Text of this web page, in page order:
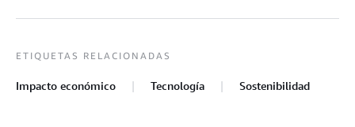
ETIQUETAS RELACIONADAS
Impacto económico Tecnología Sostenibilidad